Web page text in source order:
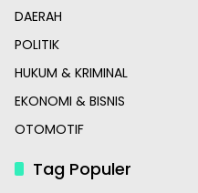
DAERAH
POLITIK
HUKUM & KRIMINAL
EKONOMI & BISNIS
OTOMOTIF
Tag Populer